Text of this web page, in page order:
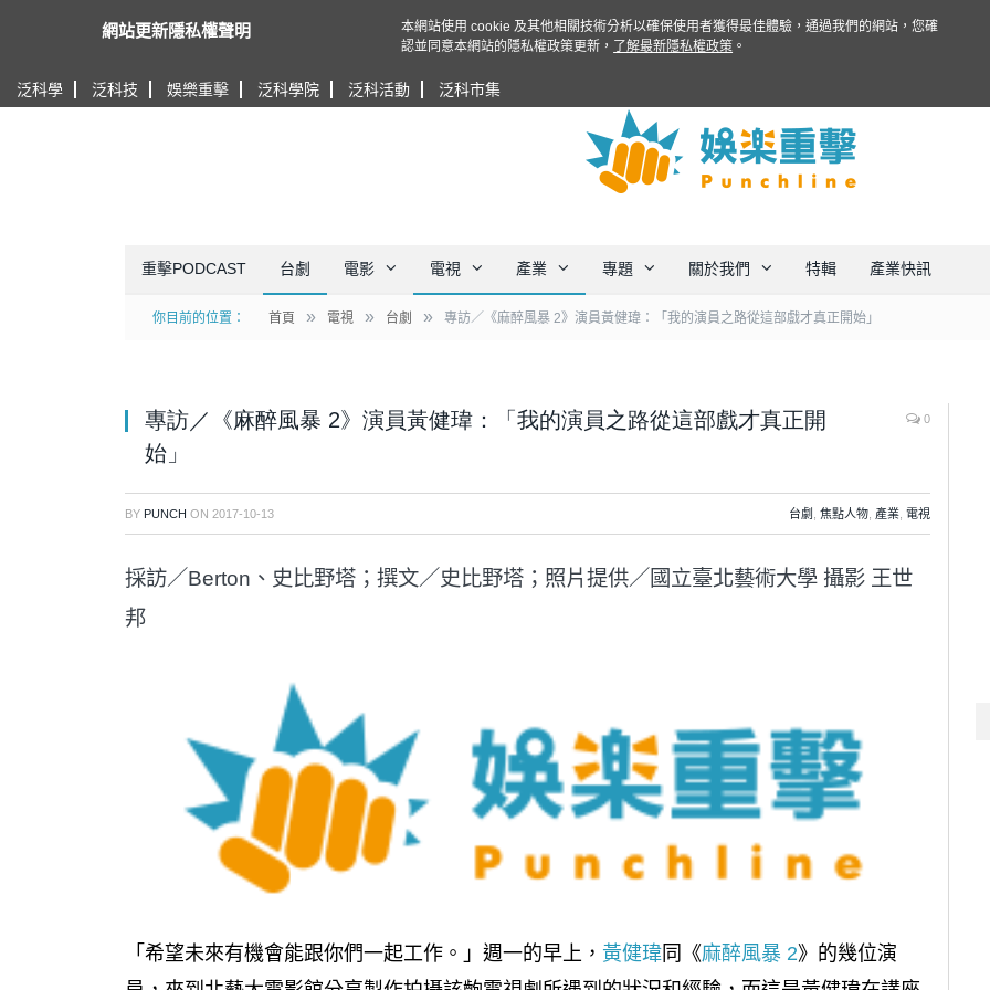
泛科學 泛科技 娛樂重擊 泛科學院 泛科活動 泛科市集
重擊PODCAST 台劇 電影 電視 產業 專題 關於我們 特輯 產業快訊
你目前的位置： 首頁 » 電視 » 台劇 » 專訪／《麻醉風暴 2》演員黃健瑋：「我的演員之路從這部戲才真正開始」
專訪／《麻醉風暴 2》演員黃健瑋：「我的演員之路從這部戲才真正開
始」
0
BY PUNCH ON 2017-10-13 台劇 焦點人物, 產業, 電視
採訪／Berton、史比野塔；撰文／史比野塔； 照片提供／國立臺北藝術大學 攝影 王世
邦
「希望未來有機會能跟你們一起工作。」週一的早上， 黃健瑋同《麻醉風暴 2》的幾位演
網站更新隱私權聲明
本網站使用 cookie 及其他相關技術分析以確保使用者獲得最佳體驗，通過我們的網站，您確
認並同意本網站的隱私權政策更新，
了解最新隱私權政策 。